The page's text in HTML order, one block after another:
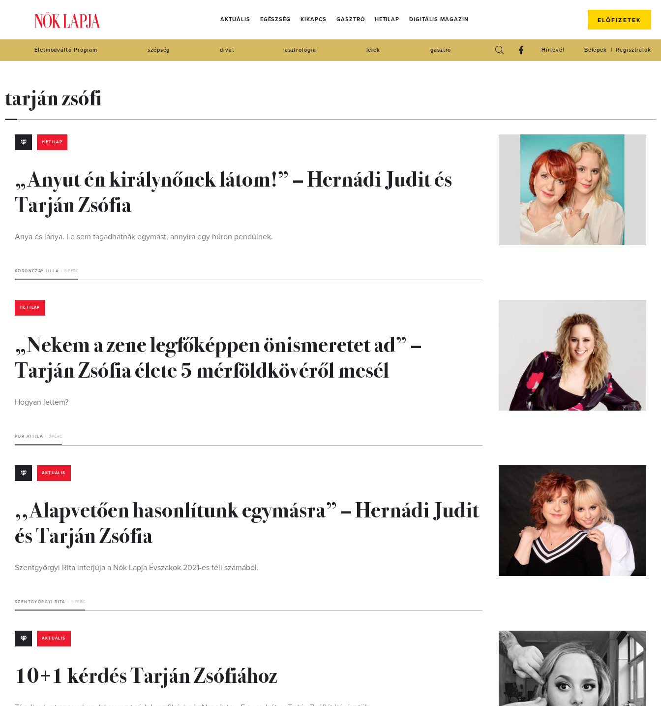
AKTUÁLIS EGÉSZSÉG KIKAPCS GASZTRÓ HETILAP DIGITÁLIS MAGAZIN ELŐFIZETEK
Életmódváltó Program szépség divat asztrológia lélek gasztró Regisztrálok
Belépek
Hírlevél
tarján zsófi
HETILAP
„Anyut én királynőnek látom!” – Hernádi Judit és
Tarján Zsófia
Anya és lánya. Le sem tagadhatnák egymást, annyira egy húron pendülnek.
KORONCZAY LILLA 8 PERC
HETILAP
„Nekem a zene legfőképpen önismeretet ad” –
Tarján Zsófia élete 5 mérföldkövéről mesél
Hogyan lettem?
PÓR ATTILA 3 PERC
AKTUÁLIS
,,Alapvetően hasonlítunk egymásra” – Hernádi Judit
és Tarján Zsófia
Szentgyörgyi Rita interjúja a Nők Lapja Évszakok 2021-es téli számából.
SZENTGYÖRGYI RITA 9 PERC
AKTUÁLIS
10+1 kérdés Tarján Zsófiához